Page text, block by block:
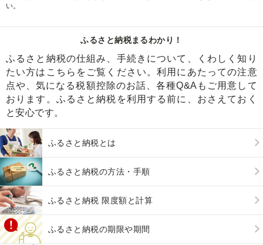
い。
ふるさと納税まるわかり！
ふるさと納税の仕組み、手続きについて、くわしく知り
たい方はこちらをご覧ください。利用にあたっての注意
点や、気になる税額控除のお話、各種Q&Aもご用意して
おります。ふるさと納税を利用する前に、おさえておく
と安心です。
ふるさと納税とは
ふるさと納税の方法・手順
ふるさと納税 限度額と計算
ふるさと納税の期限や期間